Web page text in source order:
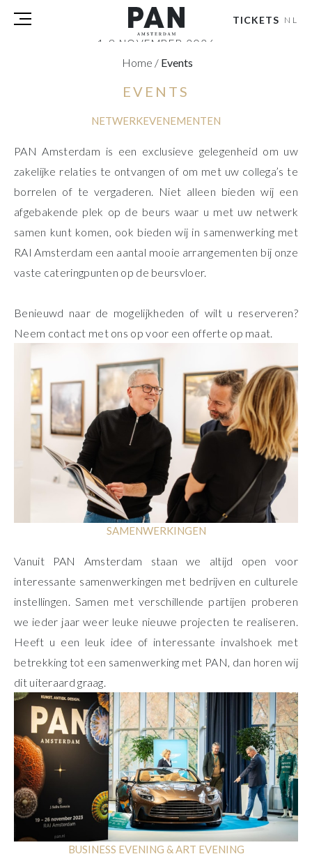
1-8 NOVEMBER 2026
RAI AMSTERDAM
TICKETS NL
BEZOEKERS
PERS
PAN PODIUM TALKS
TOURS & EVENTS
OVER
PARTNERS
TICKETS
Home / Events
EVENTS
NETWERKEVENEMENTEN
PAN Amsterdam is een exclusieve gelegenheid om uw
zakelijke relaties te ontvangen of om met uw collega’s te
borrelen of te vergaderen. Niet alleen bieden wij een
afgebakende plek op de beurs waar u met uw netwerk
samen kunt komen, ook bieden wij in samenwerking met
RAI Amsterdam een aantal mooie arrangementen bij onze
vaste cateringpunten op de beursvloer.
Benieuwd naar de mogelijkheden of wilt u reserveren?
Neem contact met ons op voor een offerte op maat.
SAMENWERKINGEN
Vanuit PAN Amsterdam staan we altijd open voor
interessante samenwerkingen met bedrijven en culturele
instellingen. Samen met verschillende partijen proberen
we ieder jaar weer leuke nieuwe projecten te realiseren.
Heeft u een leuk idee of interessante invalshoek met
betrekking tot een samenwerking met PAN, dan horen wij
dit uiteraard graag.
BUSINESS EVENING & ART EVENING